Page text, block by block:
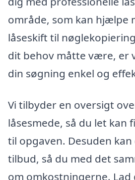
område, som kan hjælpe
låseskift til
dit behov måtte være, er
din søgning enkel og
Vi tilbyder en oversigt
låsesmede, så du let kan
til opgaven. Desuden
tilbud, så du med det
om omkostningerne.